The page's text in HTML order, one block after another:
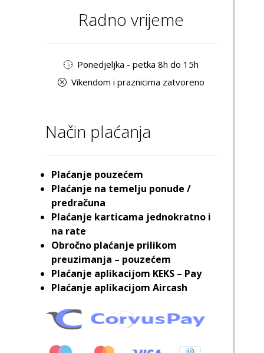
Radno vrijeme
Ponedjeljka - petka 8h do 15h
Vikendom i praznicima zatvoreno
Način plaćanja
Plaćanje pouzećem
Plaćanje na temelju ponude /
predračuna
Plaćanje karticama jednokratno i
na rate
Obročno plaćanje prilikom
preuzimanja – pouzećem
Plaćanje aplikacijom KEKS – Pay
Plaćanje aplikacijom Aircash